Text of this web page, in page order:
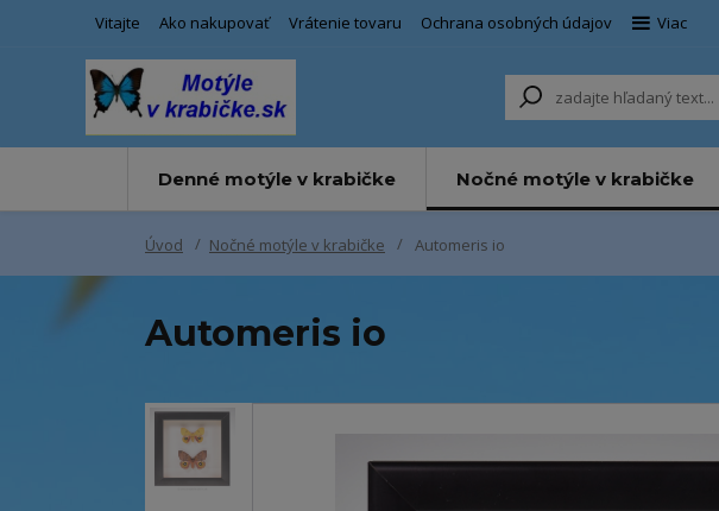
Vitajte Ako nakupovať Vrátenie tovaru Ochrana osobných údajov Viac
Denné motýle v krabičke Nočné motýle v krabičke
Úvod Nočné motýle v krabičke Automeris io
Automeris io